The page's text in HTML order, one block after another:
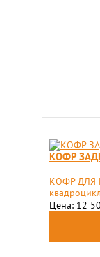
КОФР
КОФР ДЛЯ
Цена: 12